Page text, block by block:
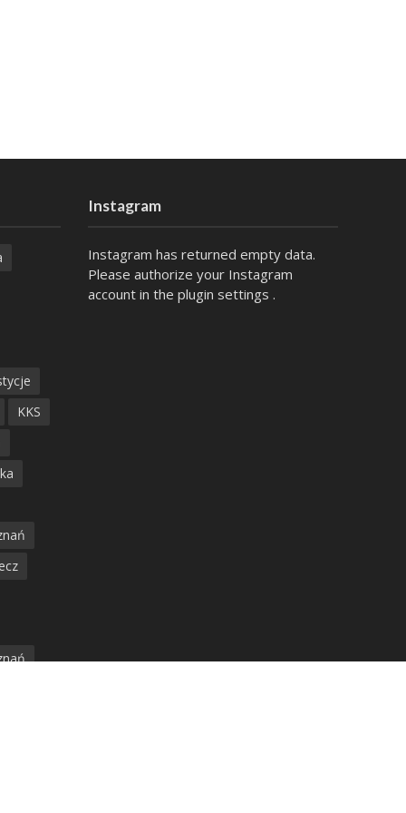
KKS
Instagram
Instagram has returned empty data.
Please authorize your Instagram
account in the plugin settings .